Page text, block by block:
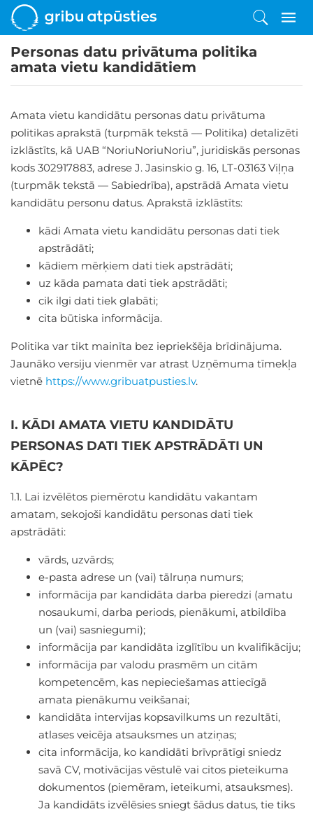
Personas datu privātuma politika
amata vietu kandidātiem
Amata vietu kandidātu personas datu privātuma
politikas aprakstā (turpmāk tekstā — Politika) detalizēti
izklāstīts, kā UAB “NoriuNoriuNoriu”, juridiskās personas
kods 302917883, adrese J. Jasinskio g. 16, LT-03163 Viļņa
(turpmāk tekstā — Sabiedrība), apstrādā Amata vietu
kandidātu personu datus. Aprakstā izklāstīts:
kādi Amata vietu kandidātu personas dati tiek
apstrādāti;
kādiem mērķiem dati tiek apstrādāti;
uz kāda pamata dati tiek apstrādāti;
cik ilgi dati tiek glabāti;
cita būtiska informācija.
Politika var tikt mainīta bez iepriekšēja brīdinājuma.
Jaunāko versiju vienmēr var atrast Uzņēmuma tīmekļa
vietnē https://www.gribuatpusties.lv.
I. KĀDI AMATA VIETU KANDIDĀTU
PERSONAS DATI TIEK APSTRĀDĀTI UN
KĀPĒC?
1.1. Lai izvēlētos piemērotu kandidātu vakantam
amatam, sekojoši kandidātu personas dati tiek
apstrādāti:
vārds, uzvārds;
e-pasta adrese un (vai) tālruņa numurs;
informācija par kandidāta darba pieredzi (amatu
nosaukumi, darba periods, pienākumi, atbildība
un (vai) sasniegumi);
informācija par kandidāta izglītību un kvalifikāciju;
informācija par valodu prasmēm un citām
kompetencēm, kas nepieciešamas attiecīgā
amata pienākumu veikšanai;
kandidāta intervijas kopsavilkums un rezultāti,
atlases veicēja atsauksmes un atziņas;
cita informācija, ko kandidāti brīvprātīgi sniedz
savā CV, motivācijas vēstulē vai citos pieteikuma
dokumentos (piemēram, ieteikumi, atsauksmes).
Ja kandidāts izvēlēsies sniegt šādus datus, tie tiks